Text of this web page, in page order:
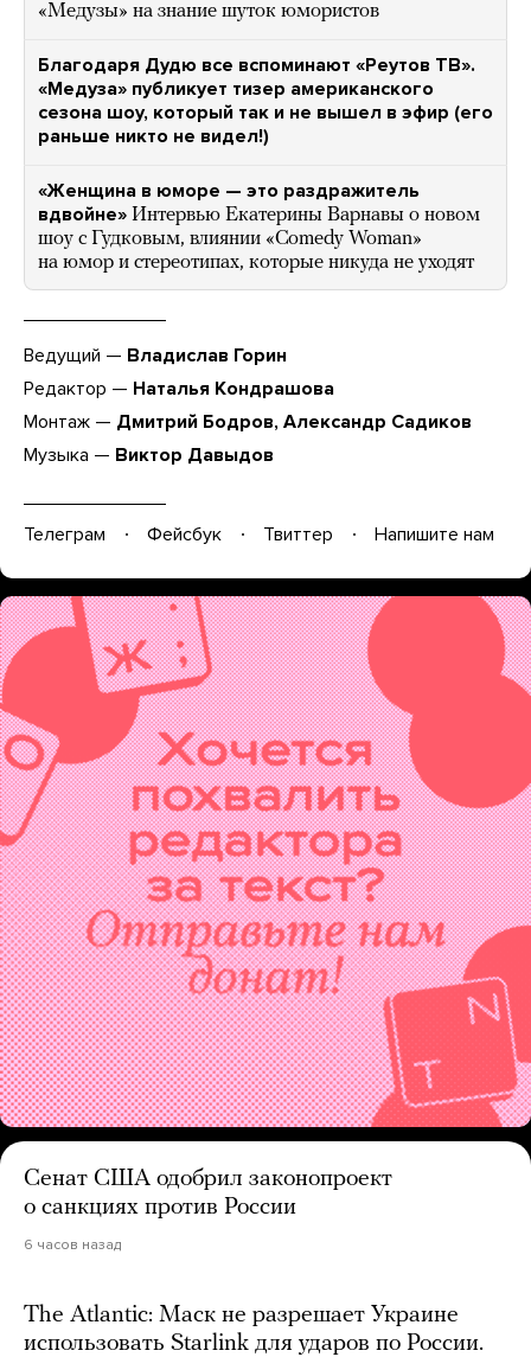
«Медузы» на знание шуток юмористов
Благодаря Дудю все вспоминают «Реутов ТВ».
«Медуза» публикует тизер американского
сезона шоу, который так и не вышел в эфир (его
раньше никто не видел!)
«Женщина в юморе — это раздражитель
вдвойне» Интервью Екатерины Варнавы о новом
шоу с Гудковым, влиянии «Comedy Woman»
на юмор и стереотипах, которые никуда не уходят
Ведущий — Владислав Горин
Редактор — Наталья Кондрашова
Монтаж — Дмитрий Бодров, Александр Садиков
Музыка — Виктор Давыдов
Телеграм Фейсбук Твиттер Напишите нам
Сенат США одобрил законопроект
о санкциях против России
6 часов назад
The Atlantic: Маск не разрешает Украине
использовать Starlink для ударов по России.